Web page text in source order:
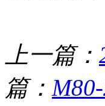
上一篇：
篇：